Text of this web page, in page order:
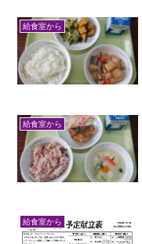
給食室から
給食室から
給食室から